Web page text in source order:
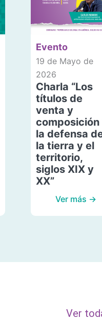
Evento
19 de Mayo de
2026
Charla “Los
títulos de
venta y
composición
la defensa
la tierra y el
territorio,
siglos XIX y
XX”
Ver más →
Ver